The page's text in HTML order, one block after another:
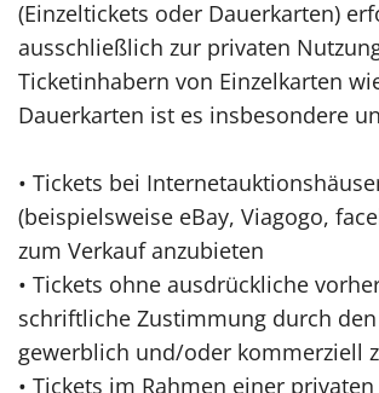
(Einzeltickets oder Dauerkarten)
ausschließlich zur privaten
Ticketinhabern von Einzelkarten
Dauerkarten ist es insbesondere
• Tickets bei
(beispielsweise eBay, Viagogo,
zum Verkauf anzubieten
• Tickets ohne ausdrückliche
schriftliche Zustimmung durch
gewerblich und/oder kommerziell
• Tickets im Rahmen einer